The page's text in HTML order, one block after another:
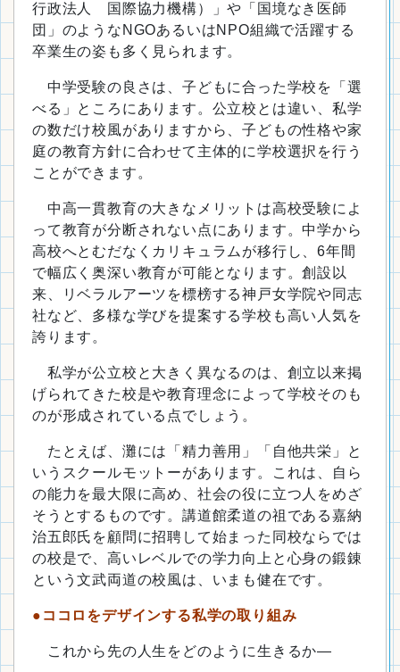
行政法人 国際協力機構）」や「国境なき医師
団」のようなNGOあるいはNPO組織で活躍する
卒業生の姿も多く見られます。
中学受験の良さは、子どもに合った学校を「選
べる」ところにあります。公立校とは違い、私学
の数だけ校風がありますから、子どもの性格や家
庭の教育方針に合わせて主体的に学校選択を行う
ことができます。
中高一貫教育の大きなメリットは高校受験によ
って教育が分断されない点にあります。中学から
高校へとむだなくカリキュラムが移行し、6年間
で幅広く奥深い教育が可能となります。創設以
来、リベラルアーツを標榜する神戸女学院や同志
社など、多様な学びを提案する学校も高い人気を
誇ります。
私学が公立校と大きく異なるのは、創立以来掲
げられてきた校是や教育理念によって学校そのも
のが形成されている点でしょう。
たとえば、灘には「精力善用」「自他共栄」と
いうスクールモットーがあります。これは、自ら
の能力を最大限に高め、社会の役に立つ人をめざ
そうとするものです。講道館柔道の祖である嘉納
治五郎氏を顧問に招聘して始まった同校ならでは
の校是で、高いレベルでの学力向上と心身の鍛錬
という文武両道の校風は、いまも健在です。
● ココロをデザインする私学の取り組み
これから先の人生をどのように生きるか―